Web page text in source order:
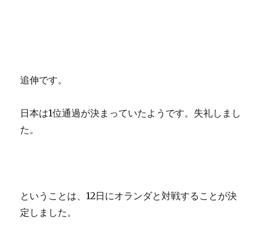
追伸です。
日本は1位通過が決まっていたようです。失礼しまし
た。
ということは、12日にオランダと対戦することが決
定しました。